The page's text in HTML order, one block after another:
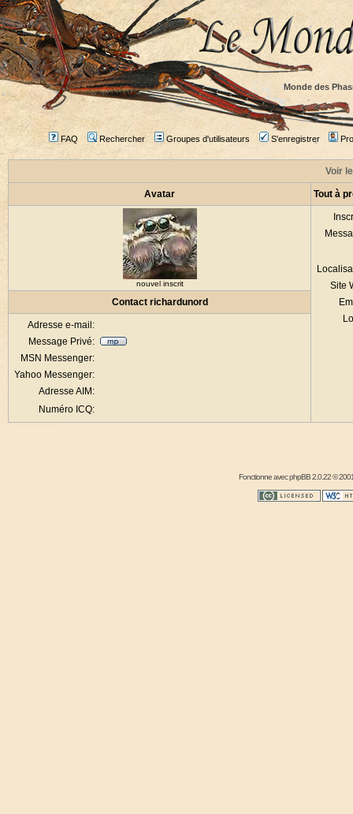
Monde des
FAQ Rechercher Groupes d'utilisateurs S'enregistrer
Voir
Avatar Tout à
nouvel inscrit
Site
Contact richardunord
Adresse e-mail:
Message Privé:
MSN Messenger:
Yahoo Messenger:
Adresse AIM:
Numéro ICQ:
Fonctionne avecphpBB2.0.22 ©